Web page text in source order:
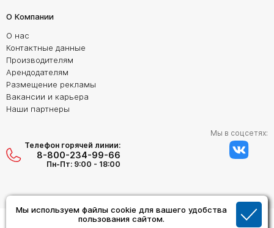
Мы используем файлы cookie для вашего удобства
пользования сайтом.
О Компании
О нас
Контактные данные
Производителям
Арендодателям
Размещение рекламы
Вакансии и карьера
Наши партнеры
Телефон горячей линии:
8-800-234-99-66
Пн-Пт: 9:00 - 18:00
Мы в соцсетях: